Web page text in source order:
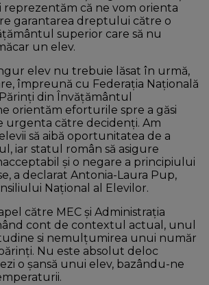
reprezentăm că ne vom orienta
garantarea dreptului către o
superior care să nu
un elev.
elev nu trebuie lăsat în urmă,
împreună cu Federația Națională
din Învățământul
orientăm eforturile spre a găsi
urgenta către decidenți. Am
să aibă oportunitatea de a
iar statul român să asigure
și o negare a principiului
a declarat Antonia-Laura Pup,
Național al Elevilor.
către MEC și Administrația
cont de contextul actual, unul
si nemulțumirea unui număr
Nu este absolut deloc
o șansă unui elev, bazându-ne